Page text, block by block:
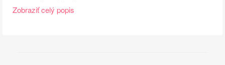
Zobraziť celý popis